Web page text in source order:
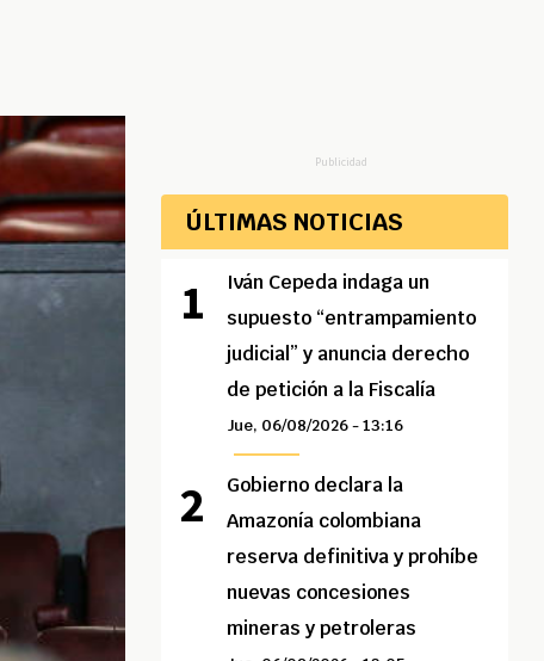
Publicidad
ÚLTIMAS NOTICIAS
Iván Cepeda indaga un
supuesto “entrampamiento
judicial” y anuncia derecho
de petición a la Fiscalía
Jue, 06/08/2026 - 13:16
Gobierno declara la
Amazonía colombiana
reserva definitiva y prohíbe
nuevas concesiones
mineras y petroleras